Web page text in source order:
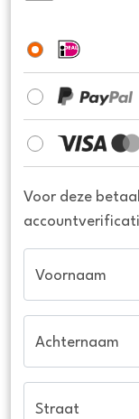
Voor deze
Voornaam
Achternaam
Straat